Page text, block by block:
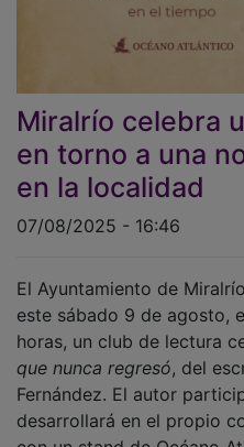
Miralrío celebra
en torno a una
en la localidad
07/08/2025 - 16:46
horas, un club de lectura
que nunca regresó, del
Fernández. El autor
desarrollará en el propio
con un stand de Océano
responsable de la